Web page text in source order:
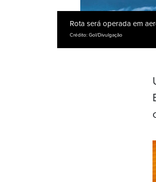
Rota será operada em
Crédito: Gol/Divulgação